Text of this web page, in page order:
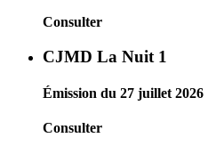
Consulter
CJMD La Nuit 1
Émission du 27 juillet 2026
Consulter